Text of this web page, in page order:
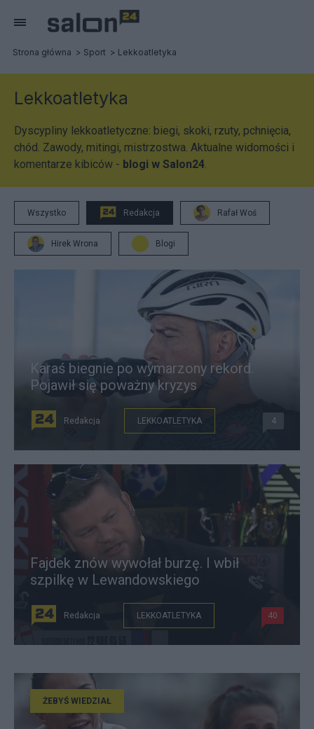
Strona główna Sport Lekkoatletyka
Lekkoatletyka
Dyscypliny lekkoatletyczne: biegi, skoki, rzuty, pchnięcia,
chód. Zawody, mitingi, mistrzostwa. Aktualne widomości i
komentarze kibiców - blogi w Salon24.
Wszystko Redakcja Rafał Woś
Hirek Wrona Blogi
Karaś biegnie po wymarzony rekord.
Pojawił się poważny kryzys
Redakcja LEKKOATLETYKA 4
Fajdek znów wywołał burzę. I wbił
szpilkę w Lewandowskiego
Redakcja LEKKOATLETYKA 40
ŻEBYŚ WIEDZIAŁ